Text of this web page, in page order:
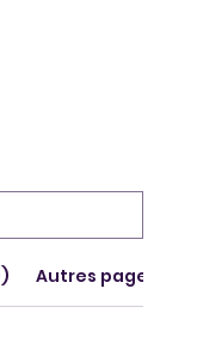
Autres pages (22)